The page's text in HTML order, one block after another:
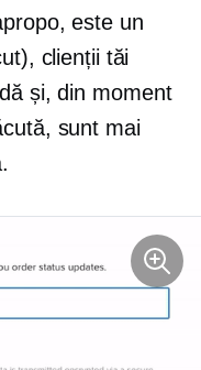
este un
clienții tăi
și, din moment
sunt mai